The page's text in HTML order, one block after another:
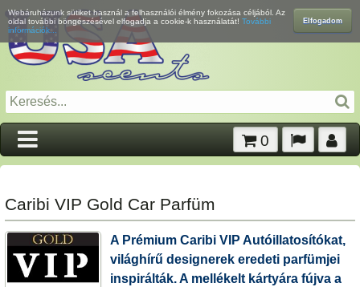
Elfogadom
Webáruházunk sütiket használ a felhasználói élmény fokozása céljából. Az
oldal további böngészésével elfogadja a cookie-k használatát! További
információk...
0
Caribi VIP Gold Car Parfüm
A Prémium Caribi VIP Autóillatosítókat,
világhírű designerek eredeti parfümjei
inspirálták. A mellékelt kártyára fújva a